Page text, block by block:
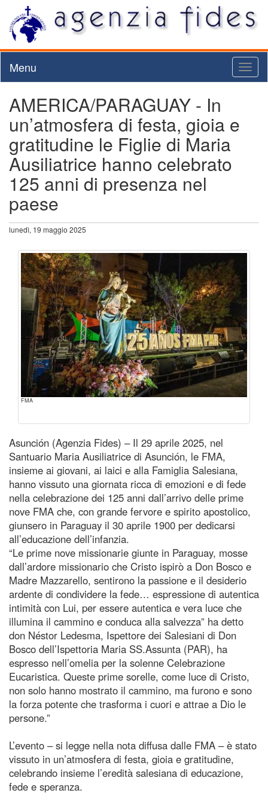
Menu
AMERICA/PARAGUAY - In
un’atmosfera di festa, gioia e
gratitudine le Figlie di Maria
Ausiliatrice hanno celebrato
125 anni di presenza nel
paese
lunedì, 19 maggio 2025
FMA
Asunción (Agenzia Fides) – Il 29 aprile 2025, nel
Santuario Maria Ausiliatrice di Asunción, le FMA,
insieme ai giovani, ai laici e alla Famiglia Salesiana,
hanno vissuto una giornata ricca di emozioni e di fede
nella celebrazione dei 125 anni dall’arrivo delle prime
nove FMA che, con grande fervore e spirito apostolico,
giunsero in Paraguay il 30 aprile 1900 per dedicarsi
all’educazione dell’infanzia.
“Le prime nove missionarie giunte in Paraguay, mosse
dall’ardore missionario che Cristo ispirò a Don Bosco e
Madre Mazzarello, sentirono la passione e il desiderio
ardente di condividere la fede… espressione di autentica
intimità con Lui, per essere autentica e vera luce che
illumina il cammino e conduca alla salvezza” ha detto
don Néstor Ledesma, Ispettore dei Salesiani di Don
Bosco dell’Ispettoria Maria SS.Assunta (PAR), ha
espresso nell’omelia per la solenne Celebrazione
Eucaristica. Queste prime sorelle, come luce di Cristo,
non solo hanno mostrato il cammino, ma furono e sono
la forza potente che trasforma i cuori e attrae a Dio le
persone.”
L’evento – si legge nella nota diffusa dalle FMA – è stato
vissuto in un’atmosfera di festa, gioia e gratitudine,
celebrando insieme l’eredità salesiana di educazione,
fede e speranza.